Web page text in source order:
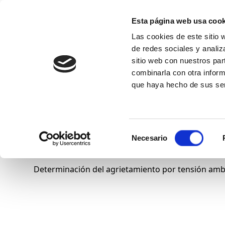
Esta página web usa
Las cookies de este sitio
de redes sociales y
sitio web con nuestros
combinarla con otra
que haya hecho de sus
Necesario
Conócenos
Accelerated Full
Determinación del agrietamiento por tensión